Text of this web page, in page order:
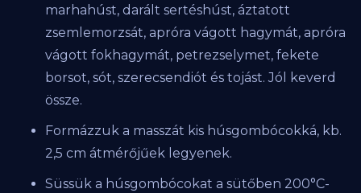
marhahúst, darált sertéshúst, áztatott
zsemlemorzsát, apróra vágott hagymát, apróra
vágott fokhagymát, petrezselymet, fekete
borsot, sót, szerecsendiót és tojást. Jól keverd
össze.
Formázzuk a masszát kis húsgombócokká, kb.
2,5 cm átmérőjűek legyenek.
Süssük a húsgombócokat a sütőben 200°C-